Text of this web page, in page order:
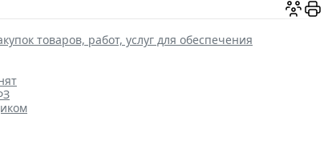
товаров, работ, услуг для обеспечения